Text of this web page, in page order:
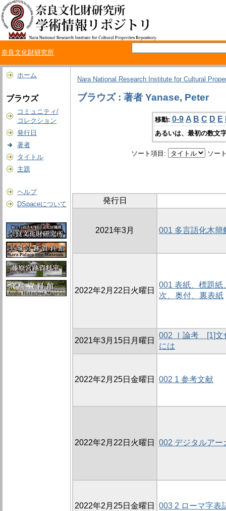
奈良文化財研究所
ホーム
ブラウズ
コミュニティ/
コレクション
発行日
著者
タイトル
主題
ヘルプ
DSpaceについて
Nara National Research Institute for Cultural
ブラウズ : 著者 Yanase, Peter
移動: 0-9 A B C D E
あるいは、最初の数文
ソート項目: ソー
発行日
2021年3月 001 多言語化木簡
2022年2月22日火曜日
001 表紙、標題紙
次、奥付、裏表紙
2021年3月15日月曜日
002 Ⅰ論考 [1]文
には
2022年2月25日金曜日 002 1 参考文献
2022年2月22日火曜日 002 デジタルアー
2022年2月25日金曜日 003 2 ローマ字表